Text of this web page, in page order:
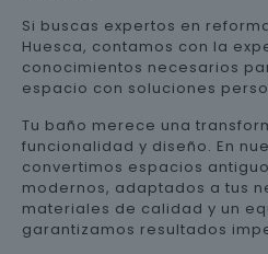
Si buscas expertos en
Huesca, contamos con la
conocimientos necesarios
espacio con soluciones
Tu baño merece una
funcionalidad y diseño. En
convertimos espacios
modernos, adaptados a tus
materiales de calidad y un
garantizamos resultados